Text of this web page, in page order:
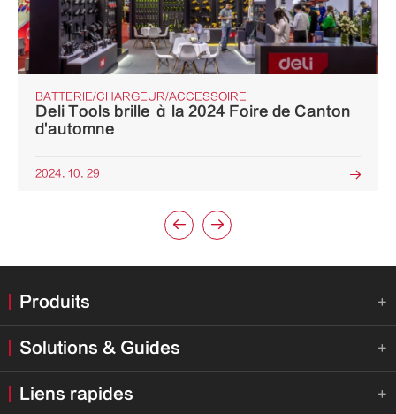
BATTERIE/CHARGEUR/ACCESSOIRE
Deli Tools brille à la 2024 Foire de Canton
d'automne
2024. 10. 29 
 
Produits 
Solutions & Guides 
Liens rapides 